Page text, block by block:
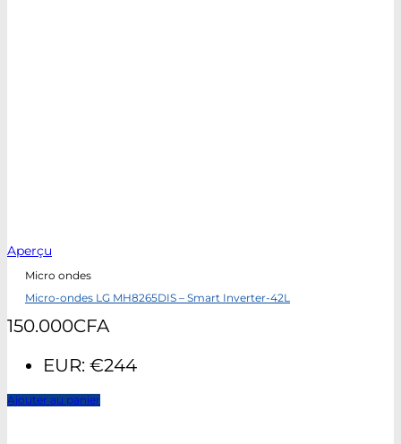
Aperçu
Micro ondes
Micro-ondes LG MH8265DIS – Smart Inverter-42L
150.000CFA
EUR: €244
Ajouter au panier